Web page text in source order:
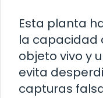
Esta planta
la capacidad
objeto vivo y
evita
capturas